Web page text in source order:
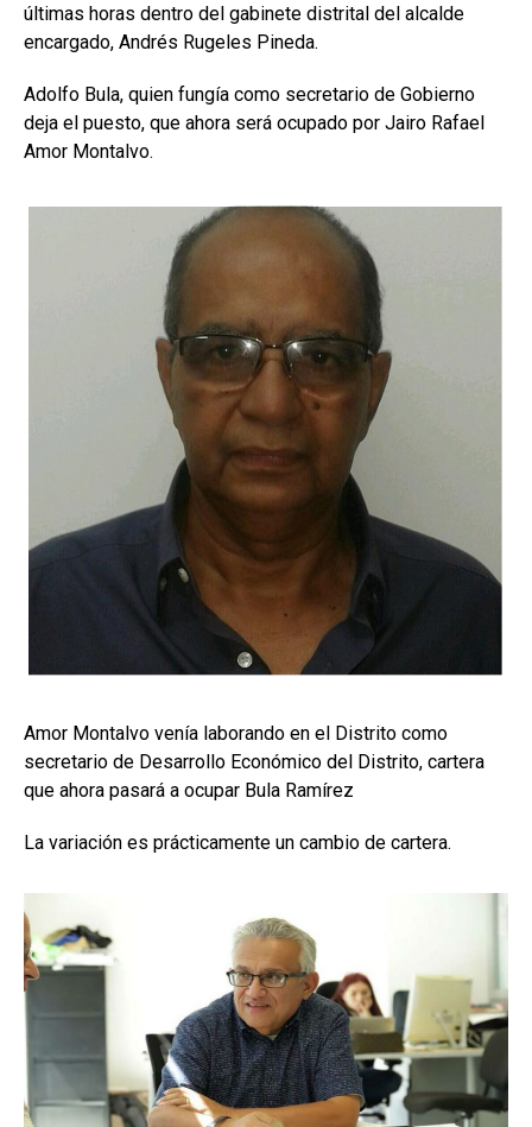
últimas horas dentro del gabinete distrital del alcalde
encargado, Andrés Rugeles Pineda.
Adolfo Bula, quien fungía como secretario de Gobierno
deja el puesto, que ahora será ocupado por Jairo Rafael
Amor Montalvo.
Amor Montalvo venía laborando en el Distrito como
secretario de Desarrollo Económico del Distrito, cartera
que ahora pasará a ocupar Bula Ramírez
La variación es prácticamente un cambio de cartera.